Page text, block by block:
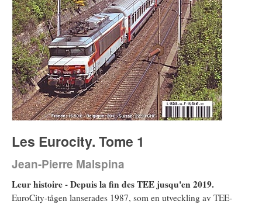
Les Eurocity. Tome 1
Jean-Pierre Malspina
Leur histoire - Depuis la fin des TEE jusqu'en 2019.
EuroCity-tågen lanserades 1987, som en utveckling av TEE-